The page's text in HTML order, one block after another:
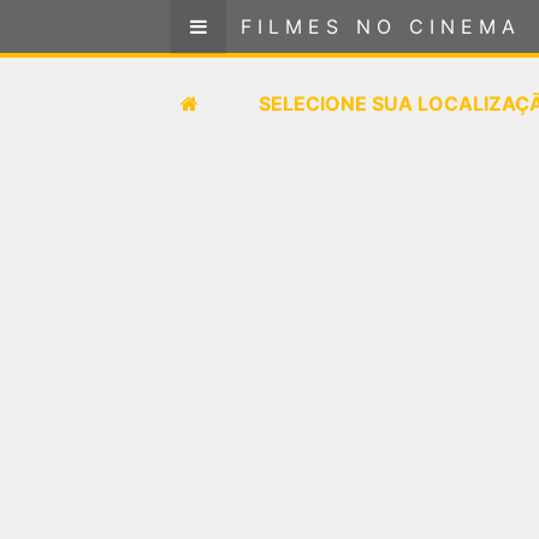
FILMES NO CINEMA
SELECIONE SUA
FILMES NO CINEMA
SELECIONE SUA LOCALIZAÇÃO